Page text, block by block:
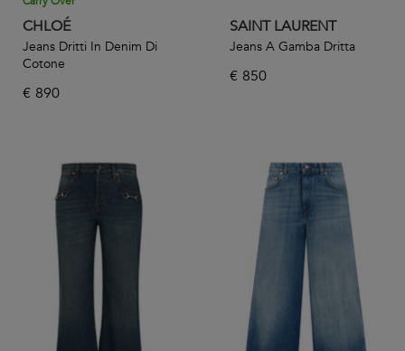
CHLOÉ
Jeans Dritti In Denim Di
Cotone
€ 890
SAINT LAURENT
Jeans A Gamba Dritta
€ 850